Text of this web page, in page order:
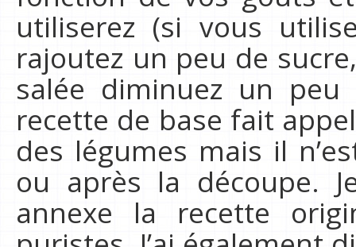
utiliserez (si vous
rajoutez un peu de
salée diminuez un
recette de base fait
des légumes mais il
ou après la découpe.
annexe la recette